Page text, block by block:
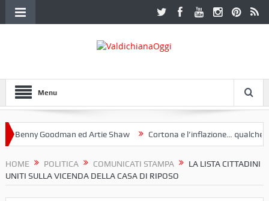
Menu
Goodman ed Artie Shaw Cortona e l’inflazione… qualche
HOME POLITICA COMUNICATI STAMPA
LA LISTA CITTADINI
UNITI SULLA VICENDA DELLA CASA DI RIPOSO